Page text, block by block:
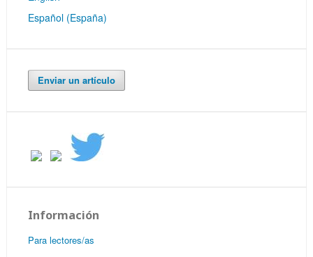
Español (España)
Enviar un artículo
Información
Para lectores/as